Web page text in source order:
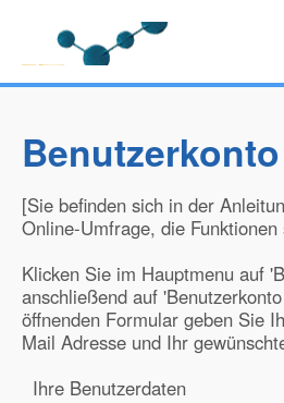
[Sie befinden sich in der
Online-Umfrage, die
Klicken Sie im Hauptmenu auf
anschließend auf
öffnenden Formular geben Sie
Mail Adresse und Ihr
Ihre Benutzerdaten